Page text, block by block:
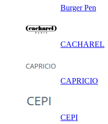
Burger Pen
CACHAREL
CAPRICIO
CEPI